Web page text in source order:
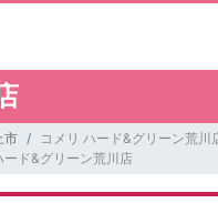
市
コメリ ハード&グリーン荒川
ード&グリーン荒川店